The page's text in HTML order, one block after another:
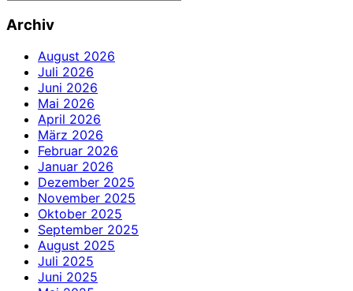
Archiv
August 2026
Juli 2026
Juni 2026
Mai 2026
April 2026
März 2026
Februar 2026
Januar 2026
Dezember 2025
November 2025
Oktober 2025
September 2025
August 2025
Juli 2025
Juni 2025